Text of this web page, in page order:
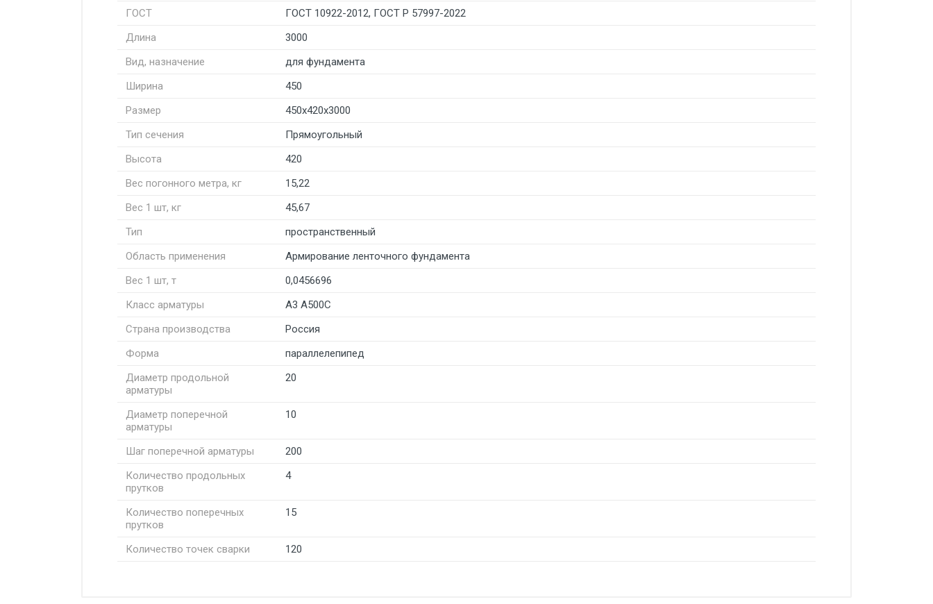
ГОСТ
ГОСТ 10922-2012, ГОСТ Р 57997-2022
Длина
3000
Вид, назначение
для фундамента
Ширина
450
Размер
450х420х3000
Тип сечения
Прямоугольный
Высота
420
Вес погонного метра, кг
15,22
Вес 1 шт, кг
45,67
Тип
пространственный
Область применения
Армирование ленточного фундамента
Вес 1 шт, т
0,0456696
Класс арматуры
А3 А500С
Страна производства
Россия
Форма
параллелепипед
Диаметр продольной
арматуры
20
Диаметр поперечной
арматуры
10
Шаг поперечной арматуры
200
Количество продольных
прутков
4
Количество поперечных
прутков
15
Количество точек сварки 120